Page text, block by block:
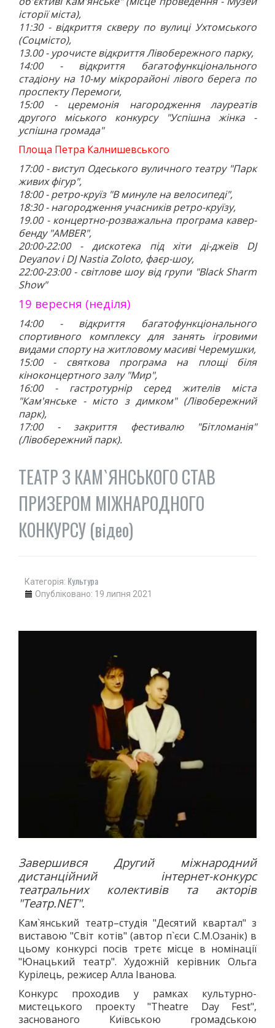
історії міста),
11:30 - відкриття скверу по вулиці Ухтомського
(Соцмісто),
13.00 - урочисте відкриття Лівобережного парку,
14:00 - відкриття багатофункціонального
стадіону на 10-му мікрорайоні лівого берега по
проспекту Перемоги,
15:00 - церемонія нагородження лауреатів
другого міського конкурсу "Успішна жінка -
успішна громада"
Площа Петра Калнишевського
17:00 - виступ Одеського вуличного театру "Парк
живих фігур",
18:00 - ретро-круїз "В минуле на велосипеді",
18:30 - нагородження учасників ретро-круїзу,
19.00 - концертно-розважальна програма кавер-
бенду "AMBER",
20:00-22:00 - дискотека під хіти ді-джеїв DJ
Deyanov і DJ Nastia Zoloto, фаєр-шоу,
22:00-23:00 - світлове шоу від групи "Black Sharm
Show"
19 вересня (неділя)
14:00 - відкриття багатофункціонального
спортивного комплексу для занять ігровими
видами спорту на житловому масиві Черемушки,
15:00 - святкова програма на площі біля
кіноконцертного залу "Мир",
16:00 - гастротурнір серед жителів міста
"Кам'янське - місто з димком" (Лівобережний
парк),
17:00 - закриття фестивалю "Бітломанія"
(Лівобережний парк).
ТЕАТР З КАМ`ЯНСЬКОГО СТАВ
ПРИЗЕРОМ МІЖНАРОДНОГО
КОНКУРСУ (відео)
Категорія: Культура
Опубліковано: 19 липня 2021
Завершився Другий міжнародний
дистанційний інтернет-конкурс
театральних колективів та акторів
"Театр.NET".
Кам`янський театр–студія "Десятий квартал" з
виставою "Світ котів" (автор п`єси С.М.Озанік) в
цьому конкурсі посів третє місце в номінації
"Юнацький театр". Художній керівник Ольга
Курілець, режисер Алла Іванова.
Конкурс проходив у рамках культурно-
мистецького проекту "Theatre Day Fest",
заснованого Київською громадською